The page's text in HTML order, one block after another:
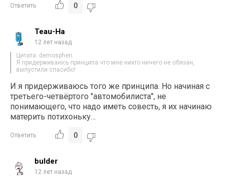
Ответить 0
Teau-Ha
12 лет назад
Цитата: demosphen
Я придерживаюсь принципа что мне никто ничего не обязан,
выпустили спасибо!
И я придерживаюсь того же принципа. Но начиная с
третьего-четвёртого "автомобилиста", не
понимающего, что надо иметь совесть, я их начинаю
материть потихоньку…
Ответить 0
bulder
12 лет назад